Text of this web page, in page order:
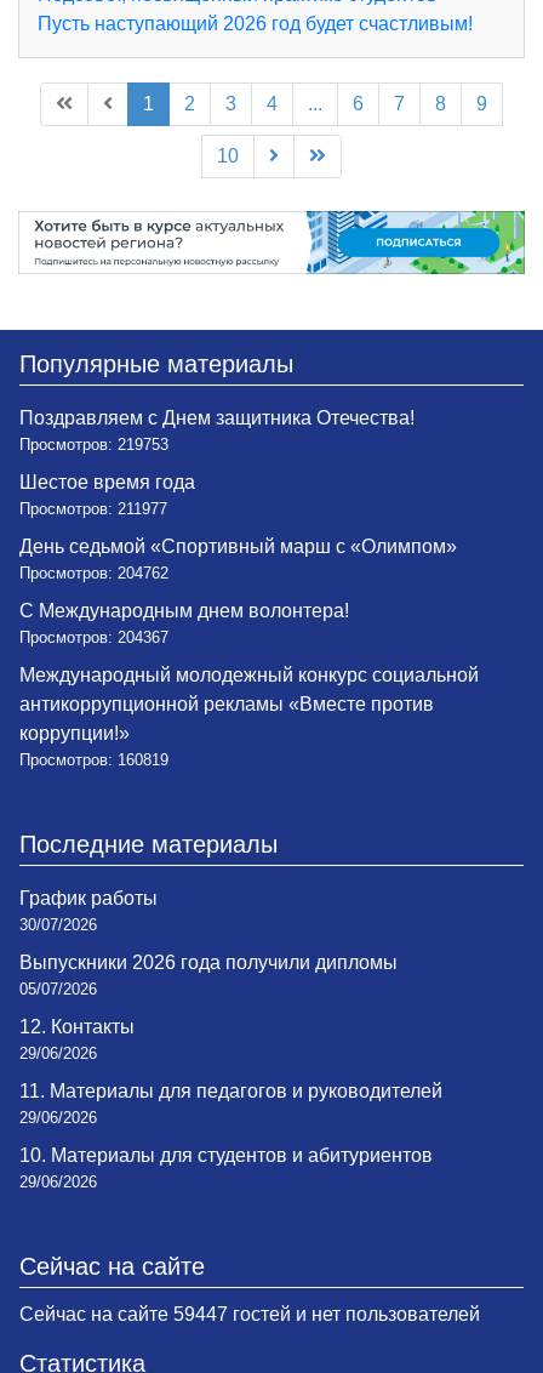
Пусть наступающий 2026 год будет счастливым!
1 2 3 4 ... 6 7 8 9
10
Популярные материалы
Поздравляем с Днем защитника Отечества!
Просмотров: 219753
Шестое время года
Просмотров: 211977
День седьмой «Спортивный марш с «Олимпом»
Просмотров: 204762
С Международным днем волонтера!
Просмотров: 204367
Международный молодежный конкурс социальной
антикоррупционной рекламы «Вместе против
коррупции!»
Просмотров: 160819
Последние материалы
График работы
30/07/2026
Выпускники 2026 года получили дипломы
05/07/2026
12. Контакты
29/06/2026
11. Материалы для педагогов и руководителей
29/06/2026
10. Материалы для студентов и абитуриентов
29/06/2026
Сейчас на сайте
Сейчас на сайте 59447 гостей и нет пользователей
Статистика